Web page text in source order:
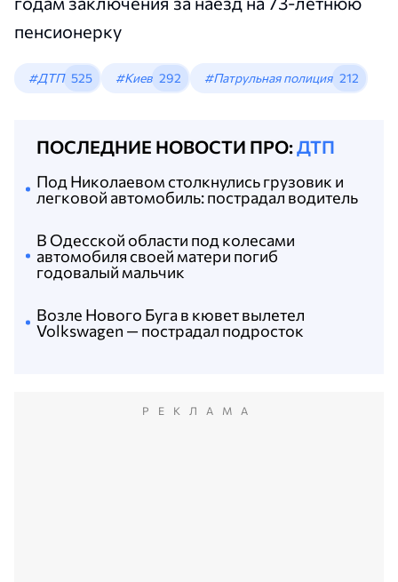
пенсионерку
#ДТП 525 #Киев 292 #Патрульная полиция 212
ПОСЛЕДНИЕ НОВОСТИ ПРО:ДТП
Возле Нового Буга в кювет вылетел
Volkswagen — пострадал подросток
В Одесской области под колесами
автомобиля своей матери погиб
годовалый мальчик
Под Николаевом столкнулись грузовик и
легковой автомобиль: пострадал водитель
РЕКЛАМА